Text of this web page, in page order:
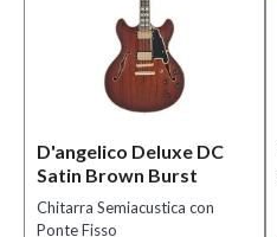
D'angelico Deluxe DC
Satin Brown Burst
Chitarra Semiacustica con
Ponte Fisso